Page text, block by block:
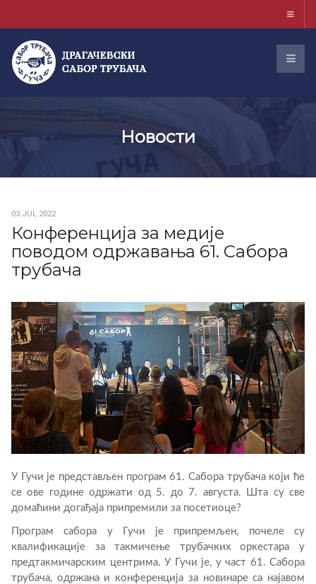
Новости
03.JUL.2022
Конференција за медије
поводом одржавања 61. Сабора
трубача
У Гучи је представљен програм 61. Сабора трубача који ће
се ове године одржати од 5. до 7. августа. Шта су све
домаћини догађаја припремили за посетиоце?
Програм сабора у Гучи је припремљен, почеле су
квалификације за такмичење трубачких оркестара у
предтакмичарским центрима. У Гучи је, у част 61. Сабора
трубача, одржана и конференција за новинаре са најавом